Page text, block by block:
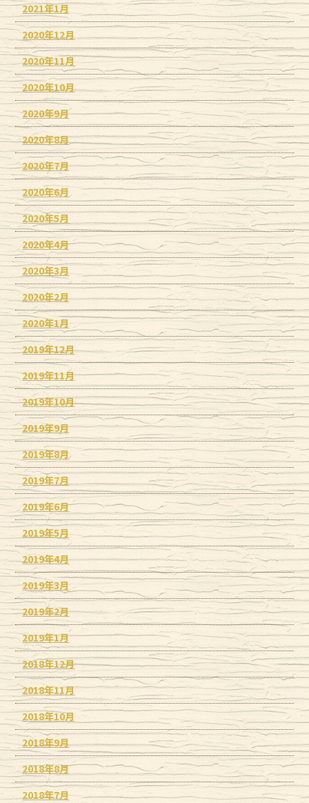
2021年1月
2020年12月
2020年11月
2020年10月
2020年9月
2020年8月
2020年7月
2020年6月
2020年5月
2020年4月
2020年3月
2020年2月
2020年1月
2019年12月
2019年11月
2019年10月
2019年9月
2019年8月
2019年7月
2019年6月
2019年5月
2019年4月
2019年3月
2019年2月
2019年1月
2018年12月
2018年11月
2018年10月
2018年9月
2018年8月
2018年7月